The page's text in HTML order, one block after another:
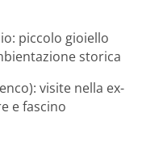
piccolo gioiello
storica
visite nella ex-
e fascino